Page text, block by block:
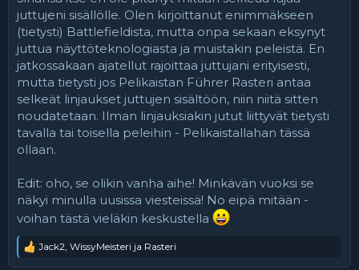
juttujeni sisällölle. Olen kirjoittanut enimmäkseen
(tietysti) Battlefieldista, mutta onpa sekaan eksynyt
juttua näyttöteknologiasta ja muistakin peleistä. En
jatkossakaan ajatellut rajoittaa juttujani erityisesti,
mutta tietysti jos Pelikaistan Führer Rasteri antaa
selkeät linjaukset juttujen sisältöön, niin niitä sitten
noudatetaan. Ilman linjauksiakin jutut liittyvät tietysti
tavalla tai toisella peleihin - Pelikaistallahan tässä
ollaan.
Edit: oho, se olikin vanha aihe! Minkävän vuoksi se
näkyi minulla uusissa viesteissä! No eipä mitään -
voihan tästä vieläkin keskustella
R
Jack2 WissyMeisteri ja Rasteri